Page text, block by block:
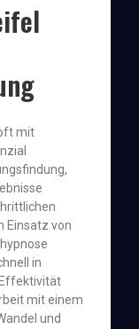
mit
Einsatz von
in
mit einem
und